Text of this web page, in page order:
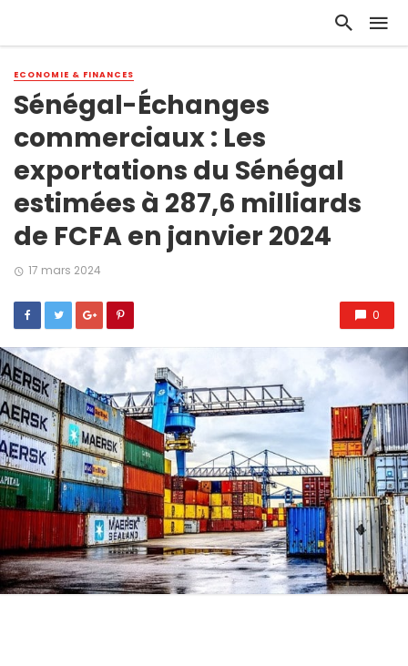
ECONOMIE & FINANCES
Sénégal-Échanges
commerciaux : Les
exportations du Sénégal
estimées à 287,6 milliards
de FCFA en janvier 2024
17 mars 2024
0